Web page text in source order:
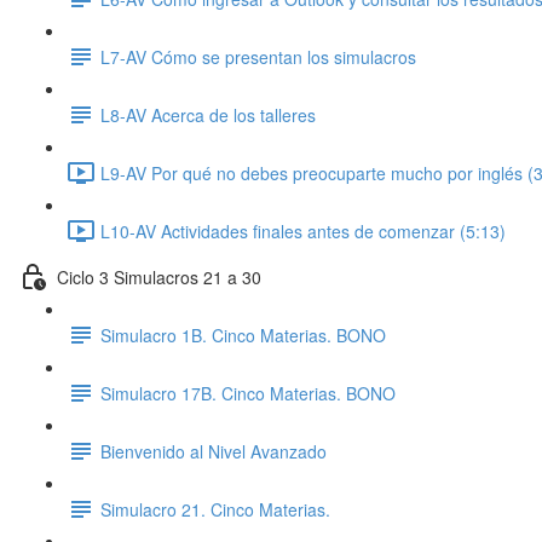
L7-AV Cómo se presentan los simulacros
L8-AV Acerca de los talleres
L9-AV Por qué no debes preocuparte mucho por inglés
L10-AV Actividades finales antes de comenzar (5:13)
Ciclo 3 Simulacros 21 a 30
Simulacro 1B. Cinco Materias. BONO
Simulacro 17B. Cinco Materias. BONO
Bienvenido al Nivel Avanzado
Simulacro 21. Cinco Materias.